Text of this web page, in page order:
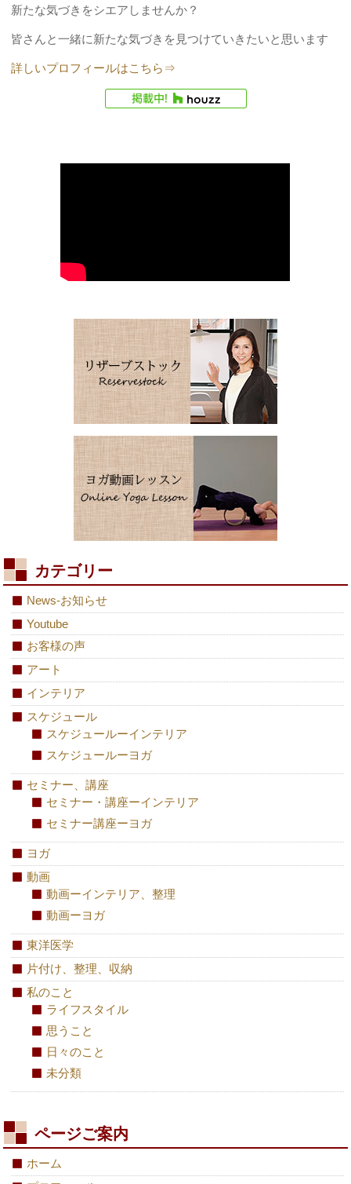
新たな気づきをシエアしませんか？
皆さんと一緒に新たな気づきを見つけていきたいと思います
詳しいプロフィールはこちら⇒
カテゴリー
News-お知らせ
Youtube
お客様の声
アート
インテリア
スケジュール
スケジュールーインテリア
スケジュールーヨガ
セミナー、講座
セミナー・講座ーインテリア
セミナー講座ーヨガ
ヨガ
動画
動画ーインテリア、整理
動画ーヨガ
東洋医学
片付け、整理、収納
私のこと
ライフスタイル
思うこと
日々のこと
未分類
ページご案内
ホーム